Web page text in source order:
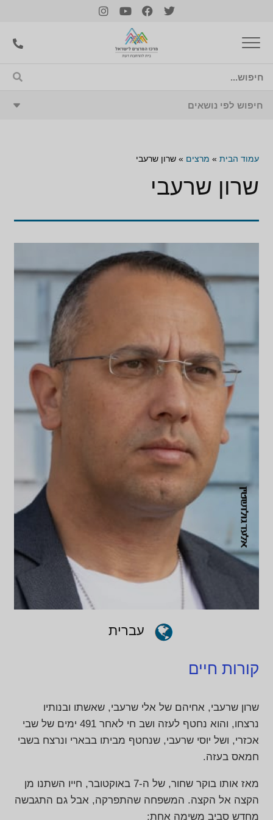
עמוד הבית » מרצים »שרון שרעבי
שרון שרעבי
עברית
קורות חיים
שרון שרעבי, אחיהם של אלי שרעבי, שאשתו ובנותיו
נרצחו, והוא נחטף לעזה ושב חי לאחר 491 ימים של שבי
אכזרי, ושל יוסי שרעבי, שנחטף מביתו בבארי ונרצח בשבי
חמאס בעזה.
מאז אותו בוקר שחור, של ה-7 באוקטובר, חייו השתנו מן
הקצה אל הקצה. המשפחה שהתפרקה, אבל גם התגבשה
מחדש סביב משימה אחת: